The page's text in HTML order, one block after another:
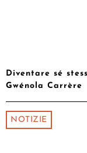
Diventare sé
Gwénola Carrère
NOTIZIE